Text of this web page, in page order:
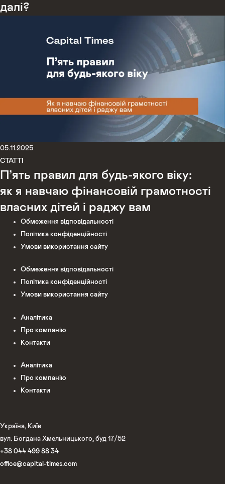
далі?
05.11.2025
СТАТТІ
П’ять правил для будь-якого віку:
як я навчаю фінансовій грамотності
власних дітей і раджу вам
Обмеження відповідальності
Політика конфіденційності
Умови використання сайту
Обмеження відповідальності
Політика конфіденційності
Умови використання сайту
Аналітика
Про компанію
Контакти
Аналітика
Про компанію
Контакти
Україна, Київ
вул. Богдана Хмельницького, буд 17/52
+38 044 499 88 34
office@capital-times.com